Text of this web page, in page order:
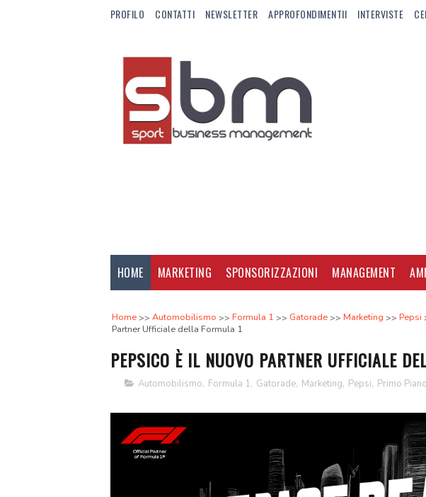
PROFILO CONTATTI NEWSLETTER APPROFONDIMENTII INTERVISTE
HOME MARKETING SPONSORIZZAZIONI MANAGEMENT
Home Automobilismo Formula 1 Gatorade Marketing Pepsi
Partner Ufficiale della Formula 1
PEPSICO È IL NUOVO PARTNER UFFICIALE
Automobilismo, Formula 1, Gatorade, Marketing, Pepsi, Primo Piano